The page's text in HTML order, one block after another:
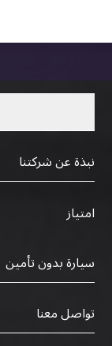
نبذة عن شركتنا
امتياز
سيارة بدون تأمين
تواصل معنا